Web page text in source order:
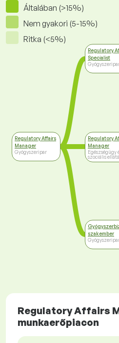
Általában (>15%)
Nem gyakori (5-15%)
Ritka (<5%)
Regulatory Affairs
Manager
Gyógyszeripar
Regulatory
Specialist
Regulatory
Manager
Egészségügy
szociális
szakember
Regulatory Affairs
munkaerőpiacon